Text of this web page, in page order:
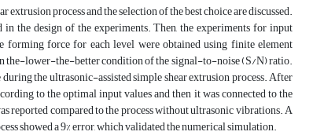
process and the selection of the best choice are discussed.
the design of the experiments. Then, the experiments for input
forming force for each level were obtained using finite element
the-lower-the-better condition of the signal-to-noise (S/N) ratio.
the ultrasonic-assisted simple shear extrusion process. After
to the optimal input values and then it was connected to the
reported compared to the process without ultrasonic vibrations. A
showed a 9% error, which validated the numerical simulation.